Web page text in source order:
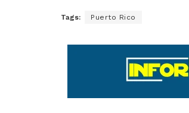
Tags: Puerto Rico